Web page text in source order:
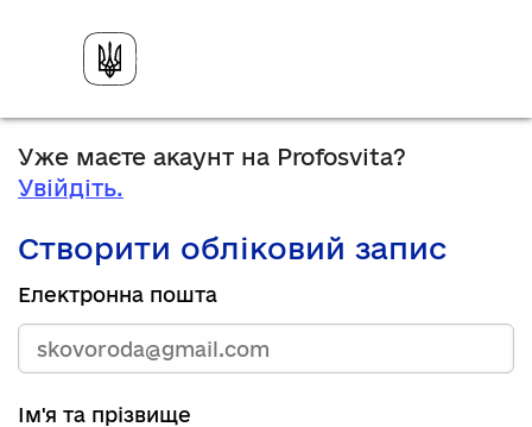
Уже маєте акаунт на Profosvita?
Увійдіть.
Створити обліковий запис
Електронна пошта
Ім'я та прізвище